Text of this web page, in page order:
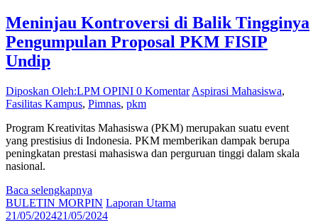
Meninjau Kontroversi di Balik Tingginya
Pengumpulan Proposal PKM FISIP
Undip
Diposkan Oleh:LPM OPINI 0 Komentar Aspirasi Mahasiswa,
Fasilitas Kampus, Pimnas, pkm
Program Kreativitas Mahasiswa (PKM) merupakan suatu event
yang prestisius di Indonesia. PKM memberikan dampak berupa
peningkatan prestasi mahasiswa dan perguruan tinggi dalam skala
nasional.
Baca selengkapnya
BULETIN MORPIN Laporan Utama
21/05/202421/05/2024